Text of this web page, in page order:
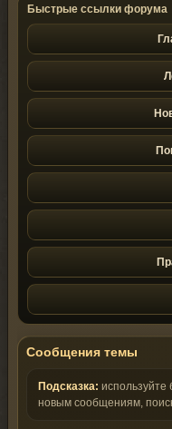
Быстрые ссылки форума
Сообщения темы
Подсказка:
новым сообщениям,